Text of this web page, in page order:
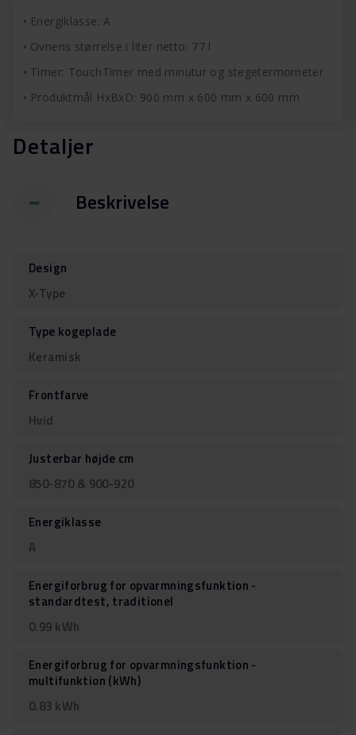
Energiklasse: A
Ovnens størrelse i liter netto: 77 l
Timer: TouchTimer med minutur og stegetermometer
Produktmål HxBxD: 900 mm x 600 mm x 600 mm
Detaljer
Beskrivelse
Design
X-Type
Type kogeplade
Keramisk
Frontfarve
Hvid
Justerbar højde cm
850-870 & 900-920
Energiklasse
A
Energiforbrug for opvarmningsfunktion -
standardtest, traditionel
0.99 kWh
Energiforbrug for opvarmningsfunktion -
multifunktion (kWh)
0.83 kWh